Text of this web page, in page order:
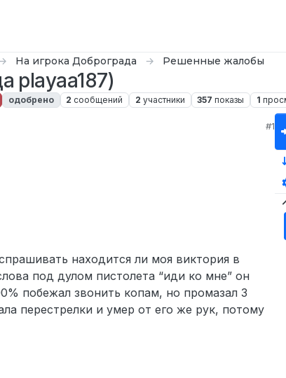
На игрока Доброграда Решенные жалобы
playaa187)
одобрено 2 сообщений 2 участники 357 показы 1
#1
находится ли моя виктория в
под дулом пистолета “иди ко мне” он
побежал звонить копам, но промазал 3
перестрелки и умер от его же рук, потому